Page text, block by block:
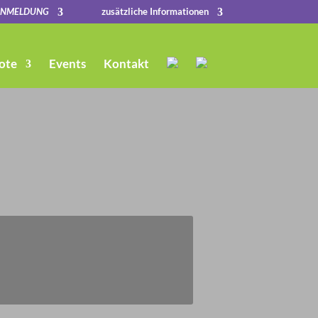
zusätzliche Informationen
Events Kontakt